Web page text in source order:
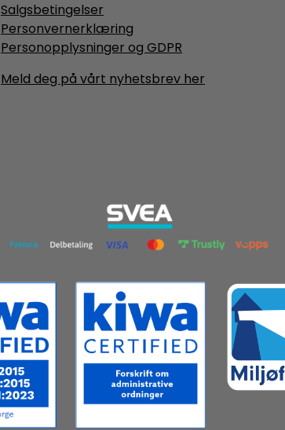
Salgsbetingelser
Personvernerklæring
Personopplysninger og GDPR
Meld deg på vårt nyhetsbrev her